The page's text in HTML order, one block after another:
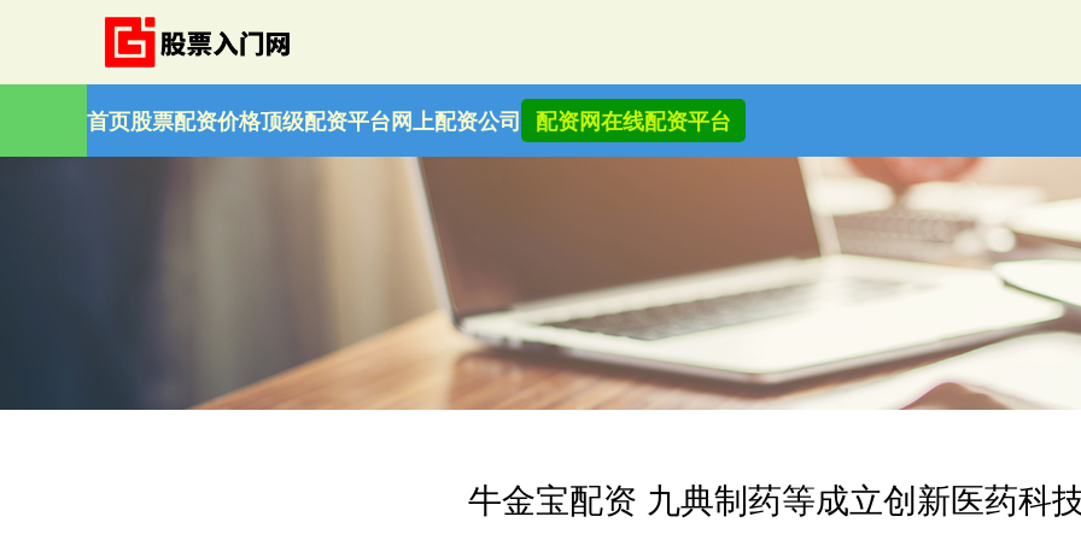
首页股票配资价格顶级配资平台网上配资公司 配资网在线配资平台
牛金宝配资 九典制药等成立创新医药科